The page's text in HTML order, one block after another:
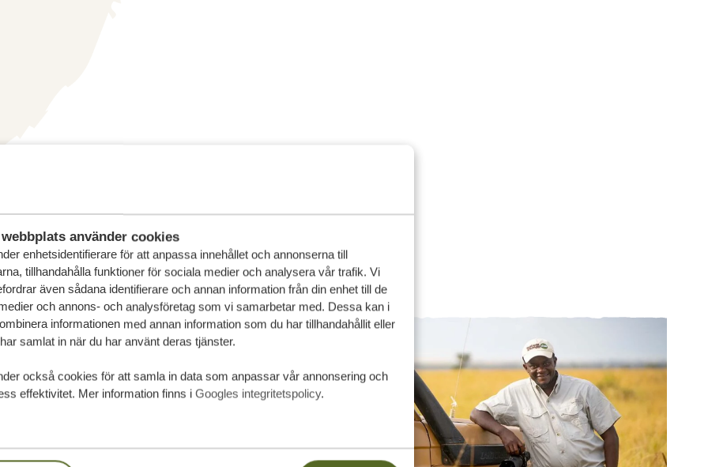
webbplats använder cookies
enhetsidentifierare för att anpassa innehållet och annonserna till
tillhandahålla funktioner för sociala medier och analysera vår trafik. Vi
även sådana identifierare och annan information från din enhet till de
och annons- och analysföretag som vi samarbetar med. Dessa kan i
informationen med annan information som du har tillhandahållit eller
samlat in när du har använt deras tjänster.
också cookies för att samla in data som anpassar vår annonsering och
effektivitet. Mer information finns i Googles integritetspolicy.